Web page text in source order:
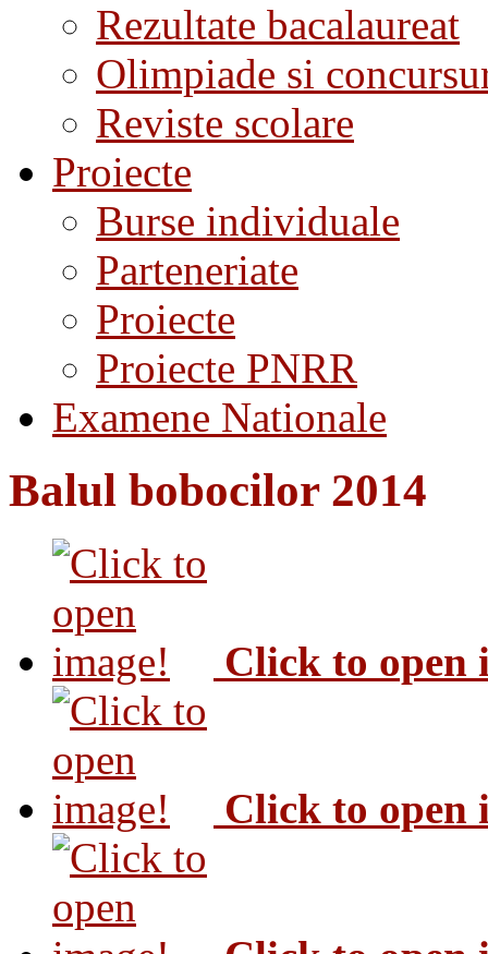
Rezultate bacalaureat
Olimpiade si
Reviste scolare
Proiecte
Burse individuale
Parteneriate
Proiecte
Proiecte PNRR
Examene Nationale
Balul bobocilor 2014
Click to open
Click to open